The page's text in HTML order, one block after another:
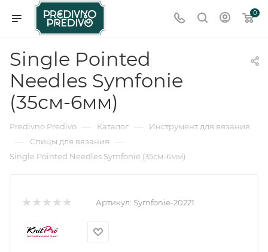
0
Single Pointed
Needles Symfonie
(35см-6мм)
Predivno Predivo — Каталог — Инструмент для вязания
— Спицы для вязания —
Single Pointed Needles Symfonie (35см-6мм)
Артикул: Symfonie-20221